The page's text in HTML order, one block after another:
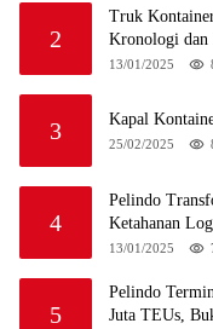
2
Truk
Kronologi dan
13/01/2025
3 Kapal
25/02/2025
4
Pelindo
Ketahanan
13/01/2025
5
Pelindo
Juta TEUs,